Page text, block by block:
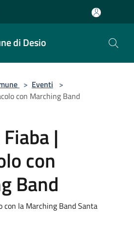
di Desio
> Eventi >
con Marching Band
|
con
Band
con la Marching Band Santa